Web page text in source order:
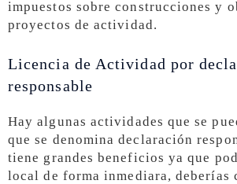
impuestos sobre construcciones y
proyectos de actividad.
Licencia de Actividad por
responsable
Hay algunas actividades que se
que se denomina declaración
tiene grandes beneficios ya que
local de forma inmediara, deberías